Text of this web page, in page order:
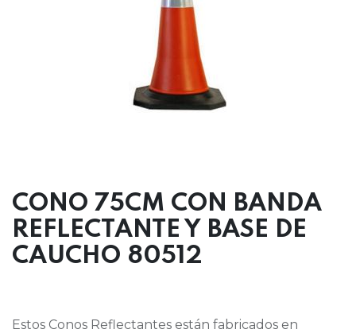
CONO 75CM CON BANDA
REFLECTANTE Y BASE DE
CAUCHO 80512
Estos Conos Reflectantes están fabricados en